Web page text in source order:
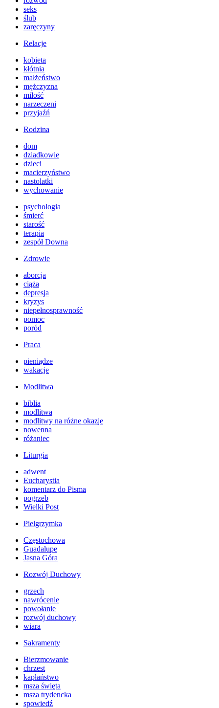
seks
ślub
zaręczyny
Relacje
kobieta
kłótnia
małżeństwo
mężczyzna
miłość
narzeczeni
przyjaźń
Rodzina
dom
dziadkowie
dzieci
macierzyństwo
nastolatki
wychowanie
psychologia
śmierć
starość
terapia
zespół Downa
Zdrowie
aborcja
ciąża
depresja
kryzys
niepełnosprawność
pomoc
poród
Praca
pieniądze
wakacje
Modlitwa
biblia
modlitwa
modlitwy na różne okazje
nowenna
różaniec
Liturgia
adwent
Eucharystia
komentarz do Pisma
pogrzeb
Wielki Post
Pielgrzymka
Częstochowa
Guadalupe
Jasna Góra
Rozwój Duchowy
grzech
nawrócenie
powołanie
rozwój duchowy
wiara
Sakramenty
Bierzmowanie
chrzest
kapłaństwo
msza święta
msza trydencka
spowiedź